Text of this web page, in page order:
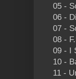
05 -
06 -
07 -
08 -
09 - I
10 -
11 -